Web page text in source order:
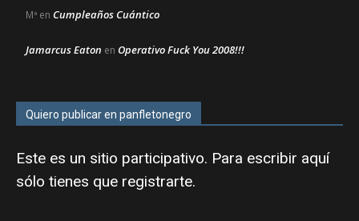
Mª en Cumpleaños Cuántico
Jamarcus Eaton en Operativo Fuck You 2008!!!
Quiero publicar en panfletonegro
Este es un sitio participativo. Para escribir aquí
sólo tienes que registrarte.